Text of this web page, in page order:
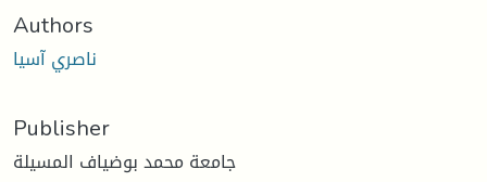
Authors
ناصري آسيا
Publisher
جامعة محمد بوضياف المسيلة